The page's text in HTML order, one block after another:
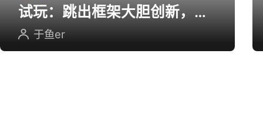
试玩：跳出框架大胆创新，用
英雄射击重塑坦克对战
于鱼er